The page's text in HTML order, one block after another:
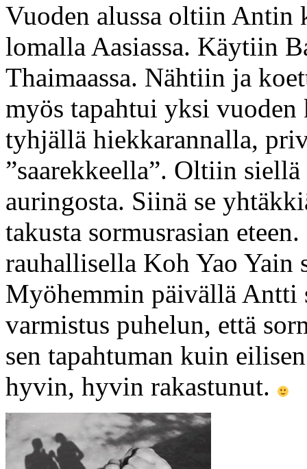
Vuoden alussa oltiin Antin
lomalla Aasiassa. Käytiin
Thaimaassa. Nähtiin ja
myös tapahtui yksi
tyhjällä hiekkarannalla,
”saarekkeella”. Oltiin
auringosta. Siinä se
takusta sormusrasian
rauhallisella Koh Yao Yain
Myöhemmin päivällä Antti
varmistus puhelun, että
sen tapahtuman kuin
hyvin, hyvin rakastunut.